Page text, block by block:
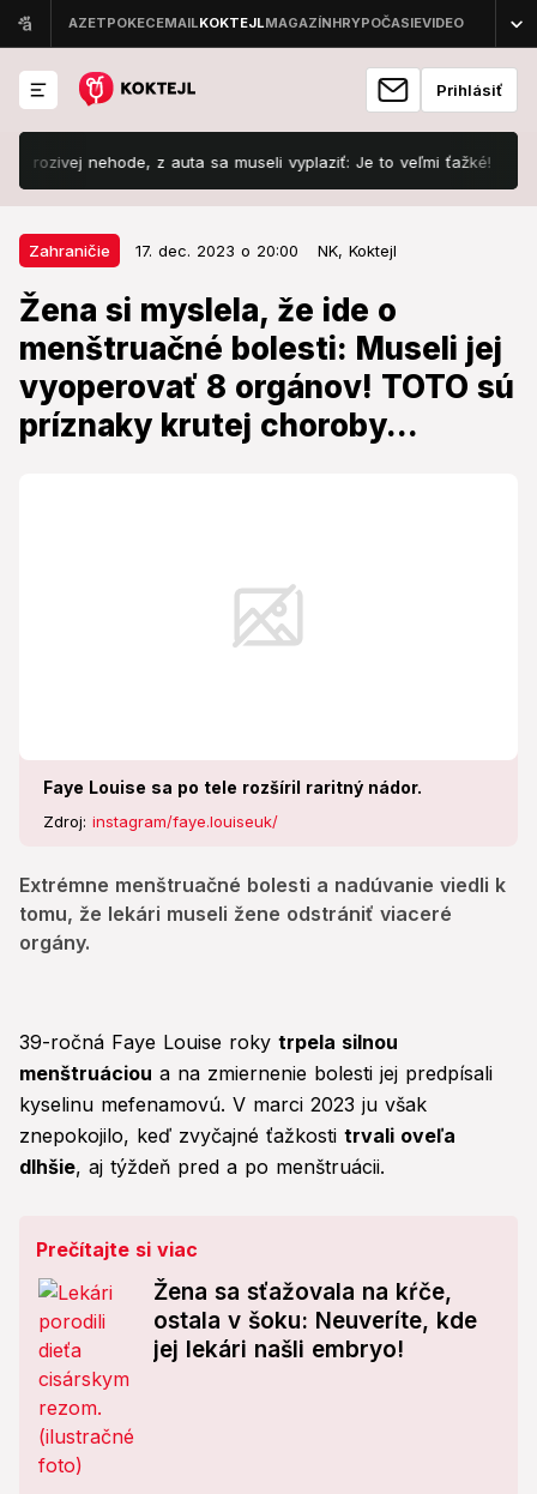
Prihlásiť
nehode, z auta sa museli vyplaziť: Je to veľmi ťažké! Šokujúca
Zahraničie 17. dec. 2023 o 20:00 NK, Koktejl
Žena si myslela, že ide o
menštruačné bolesti: Museli jej
vyoperovať 8 orgánov! TOTO sú
príznaky krutej choroby...
Faye Louise sa po tele rozšíril raritný nádor.
Zdroj: instagram/faye.louiseuk/
Extrémne menštruačné bolesti a nadúvanie viedli k
tomu, že lekári museli žene odstrániť viaceré
orgány.
Zahraničie 17. dec. 2023 o 20:00
Žena si myslela, že ide o
menštruačné bolesti: Museli jej
vyoperovať 8 orgánov! TOTO sú
príznaky krutej choroby...
39-ročná Faye Louise roky trpela silnou
menštruáciou a na zmiernenie bolesti jej predpísali
kyselinu mefenamovú. V marci 2023 ju však
znepokojilo, keď zvyčajné ťažkosti trvali oveľa
dlhšie, aj týždeň pred a po menštruácii.
Prečítajte si viac
Žena sa sťažovala na kŕče,
ostala v šoku: Neuveríte, kde
jej lekári našli embryo!